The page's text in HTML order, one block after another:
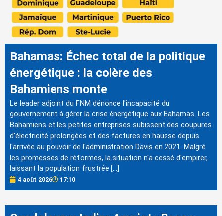
Bahamas: Échec total de la politique
énergétique : la colère des
Bahamiens monte
Le leader adjoint du FNM dénonce l'incapacité du
gouvernement à gérer la crise énergétique aux Bahamas. Les
Bahamiens et les petites entreprises subissent des coupures
d'électricité prolongées et des factures en hausse depuis
l'arrivée au pouvoir de l'administration Davis en 2021. Malgré
les promesses de réformes, la situation n'a cessé d'empirer,
laissant la population frustrée […]
4 août 2026 17:10